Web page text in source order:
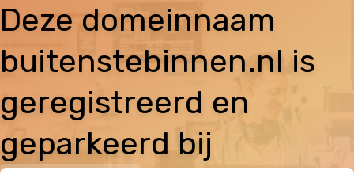
Deze domeinnaam
buitenstebinnen.nl is
geregistreerd en
geparkeerd bij